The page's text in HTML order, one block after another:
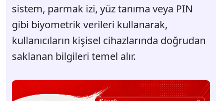
sistem, parmak izi, yüz tanıma veya PIN
gibi biyometrik verileri kullanarak,
kullanıcıların kişisel cihazlarında doğrudan
saklanan bilgileri temel alır.